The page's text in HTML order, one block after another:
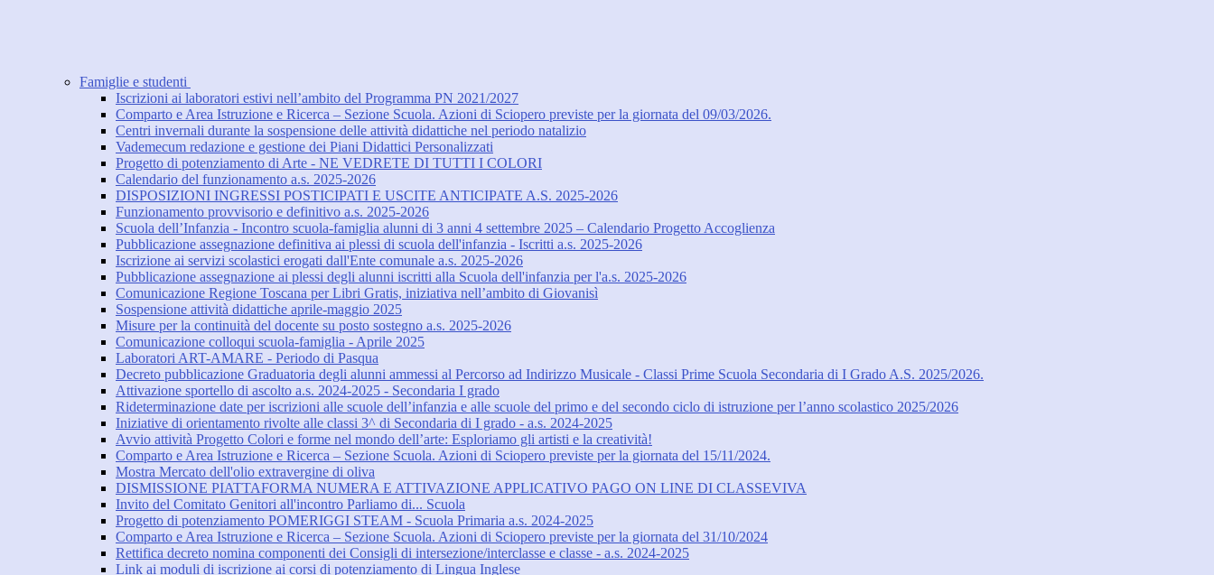
Famiglie e studenti
Iscrizioni ai laboratori estivi nell’ambito del Programma PN 2021/2027
Comparto e Area Istruzione e Ricerca – Sezione Scuola. Azioni di Sciopero previste per la giornata del 09/03/2026.
Centri invernali durante la sospensione delle attività didattiche nel periodo natalizio
Vademecum redazione e gestione dei Piani Didattici Personalizzati
Progetto di potenziamento di Arte - NE VEDRETE DI TUTTI I COLORI
Calendario del funzionamento a.s. 2025-2026
DISPOSIZIONI INGRESSI POSTICIPATI E USCITE ANTICIPATE A.S. 2025-2026
Funzionamento provvisorio e definitivo a.s. 2025-2026
Scuola dell’Infanzia - Incontro scuola-famiglia alunni di 3 anni 4 settembre 2025 – Calendario Progetto Accoglienza
Pubblicazione assegnazione definitiva ai plessi di scuola dell'infanzia - Iscritti a.s. 2025-2026
Iscrizione ai servizi scolastici erogati dall'Ente comunale a.s. 2025-2026
Pubblicazione assegnazione ai plessi degli alunni iscritti alla Scuola dell'infanzia per l'a.s. 2025-2026
Comunicazione Regione Toscana per Libri Gratis, iniziativa nell’ambito di Giovanisì
Sospensione attività didattiche aprile-maggio 2025
Misure per la continuità del docente su posto sostegno a.s. 2025-2026
Comunicazione colloqui scuola-famiglia - Aprile 2025
Laboratori ART-AMARE - Periodo di Pasqua
Decreto pubblicazione Graduatoria degli alunni ammessi al Percorso ad Indirizzo Musicale - Classi Prime Scuola Secondaria di I Grado A.S. 2025/2026.
Attivazione sportello di ascolto a.s. 2024-2025 - Secondaria I grado
Rideterminazione date per iscrizioni alle scuole dell’infanzia e alle scuole del primo e del secondo ciclo di istruzione per l’anno scolastico 2025/2026
Iniziative di orientamento rivolte alle classi 3^ di Secondaria di I grado - a.s. 2024-2025
Avvio attività Progetto Colori e forme nel mondo dell’arte: Esploriamo gli artisti e la creatività!
Comparto e Area Istruzione e Ricerca – Sezione Scuola. Azioni di Sciopero previste per la giornata del 15/11/2024.
Mostra Mercato dell'olio extravergine di oliva
DISMISSIONE PIATTAFORMA NUMERA E ATTIVAZIONE APPLICATIVO PAGO ON LINE DI CLASSEVIVA
Invito del Comitato Genitori all'incontro Parliamo di... Scuola
Progetto di potenziamento POMERIGGI STEAM - Scuola Primaria a.s. 2024-2025
Comparto e Area Istruzione e Ricerca – Sezione Scuola. Azioni di Sciopero previste per la giornata del 31/10/2024
Rettifica decreto nomina componenti dei Consigli di intersezione/interclasse e classe - a.s. 2024-2025
Link ai moduli di iscrizione ai corsi di potenziamento di Lingua Inglese